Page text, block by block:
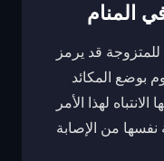
المنام
قد يرمز
بوضع المكائد
لهذا الأمر
من الإصابة